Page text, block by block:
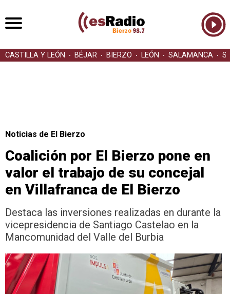
CASTILLA Y LEÓN BÉJAR BIERZO LEÓN SALAMANCA
Noticias de El Bierzo
Coalición por El Bierzo pone en
valor el trabajo de su concejal
en Villafranca de El Bierzo
Destaca las inversiones realizadas en durante la
vicepresidencia de Santiago Castelao en la
Mancomunidad del Valle del Burbia